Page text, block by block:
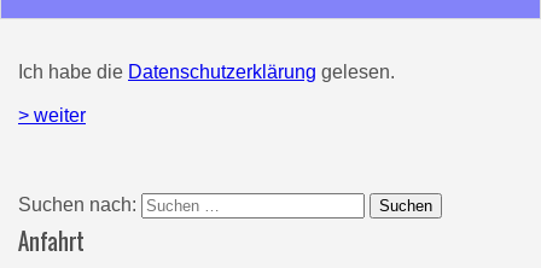
Ich habe die Datenschutzerklärung gelesen.
> weiter
Suchen nach:
Anfahrt